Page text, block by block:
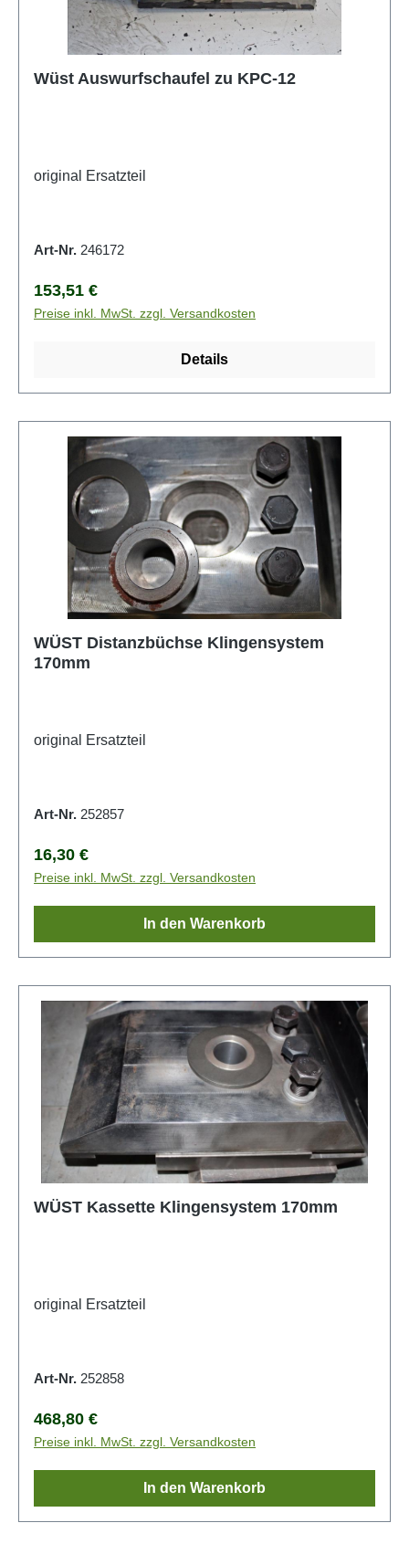
Wüst Auswurfschaufel zu KPC-12
original Ersatzteil
Art-Nr. 246172
Regulärer Preis:
153,51 €
Preise inkl. MwSt. zzgl. Versandkosten
Details
WÜST Distanzbüchse Klingensystem
170mm
original Ersatzteil
Art-Nr. 252857
Regulärer Preis:
16,30 €
Preise inkl. MwSt. zzgl. Versandkosten
In den Warenkorb
WÜST Kassette Klingensystem 170mm
original Ersatzteil
Art-Nr. 252858
Regulärer Preis:
468,80 €
Preise inkl. MwSt. zzgl. Versandkosten
In den Warenkorb